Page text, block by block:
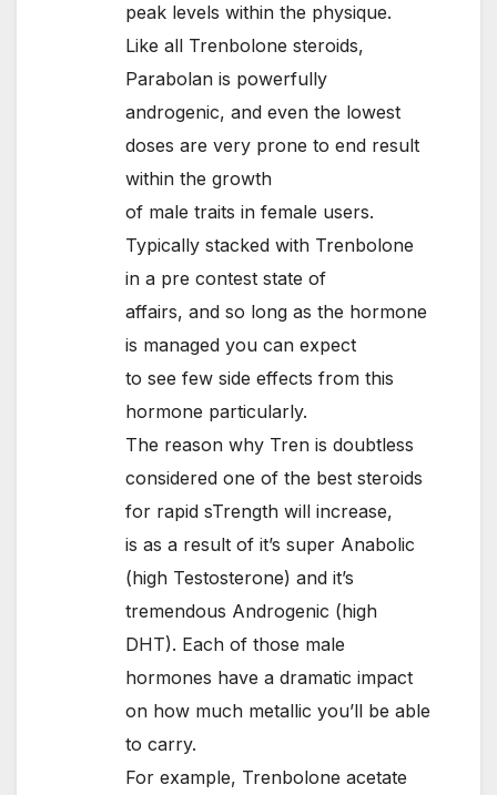
peak levels within the physique.
Like all Trenbolone steroids,
Parabolan is powerfully
androgenic, and even the lowest
doses are very prone to end result
within the growth
of male traits in female users.
Typically stacked with Trenbolone
in a pre contest state of
affairs, and so long as the hormone
is managed you can expect
to see few side effects from this
hormone particularly.
The reason why Tren is doubtless
considered one of the best steroids
for rapid sTrength will increase,
is as a result of it’s super Anabolic
(high Testosterone) and it’s
tremendous Androgenic (high
DHT). Each of those male
hormones have a dramatic impact
on how much metallic you’ll be able
to carry.
For example, Trenbolone acetate